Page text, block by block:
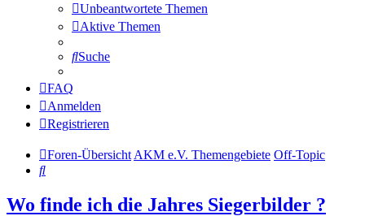
Unbeantwortete Themen
Aktive Themen
Suche
FAQ
Anmelden
Registrieren
Foren-Übersicht AKM e.V. Themengebiete Off-Topic
Suche
Wo finde ich die Jahres Siegerbilder ?